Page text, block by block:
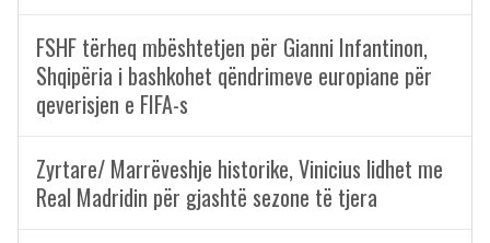
FSHF tërheq mbështetjen për Gianni Infantinon,
Shqipëria i bashkohet qëndrimeve europiane për
qeverisjen e FIFA-s
Zyrtare/ Marrëveshje historike, Vinicius lidhet me
Real Madridin për gjashtë sezone të tjera